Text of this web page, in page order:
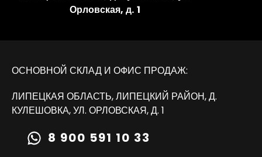
Орловская, д. 1
ОСНОВНОЙ СКЛАД И ОФИС ПРОДАЖ:
ЛИПЕЦКАЯ ОБЛАСТЬ, ЛИПЕЦКИЙ РАЙОН, Д.
КУЛЕШОВКА, УЛ. ОРЛОВСКАЯ, Д. 1
8 900 591 10 33